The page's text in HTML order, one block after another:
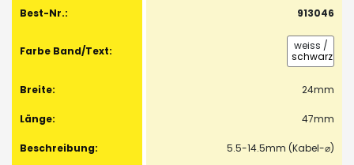
913046
weiss /
schwarz
24mm
47mm
5.5-14.5mm (Kabel-⌀)